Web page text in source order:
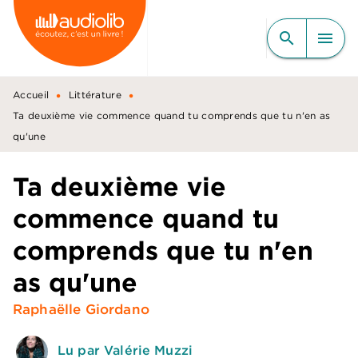
MENU RECHERCHE
CONTENU
PIED DE PAGE
search menu
Accueil • Littérature •
Ta deuxième vie commence quand tu comprends que tu n'en as
qu'une
Ta deuxième vie
commence quand tu
comprends que tu n'en
as qu'une
Raphaëlle Giordano
Lu par Valérie Muzzi